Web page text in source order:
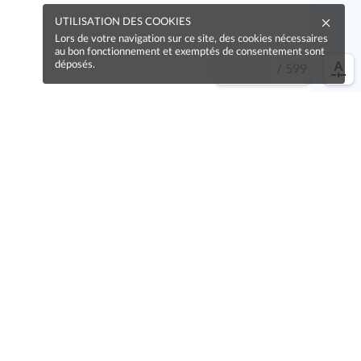
/ 599
UTILISATION DES COOKIES
Lors de votre navigation sur ce site, des cookies nécessaires
au bon fonctionnement et exemptés de consentement sont
déposés.